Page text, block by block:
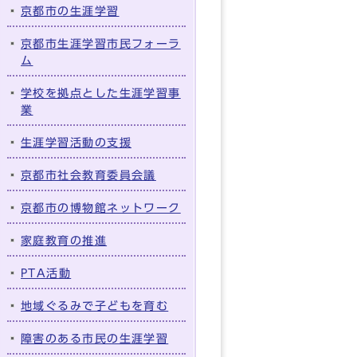
京都市の生涯学習
京都市生涯学習市民フォーラ
ム
学校を拠点とした生涯学習事
業
生涯学習活動の支援
京都市社会教育委員会議
京都市の博物館ネットワーク
家庭教育の推進
PTA活動
地域ぐるみで子どもを育む
障害のある市民の生涯学習